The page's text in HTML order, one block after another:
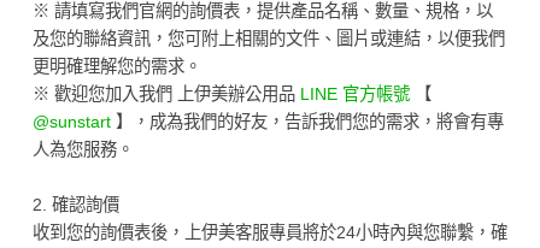
※ 請填寫我們官網的詢價表，提供產品名稱、數量、規格，以
及您的聯絡資訊，您可附上相關的文件、圖片或連結，以便我們
更明確理解您的需求。
※ 歡迎您加入我們 上伊美辦公用品 LINE 官方帳號【
@sunstart】，成為我們的好友，告訴我們您的需求，將會有專
人為您服務。
2. 確認詢價
收到您的詢價表後，上伊美客服專員將於24小時內與您聯繫，確